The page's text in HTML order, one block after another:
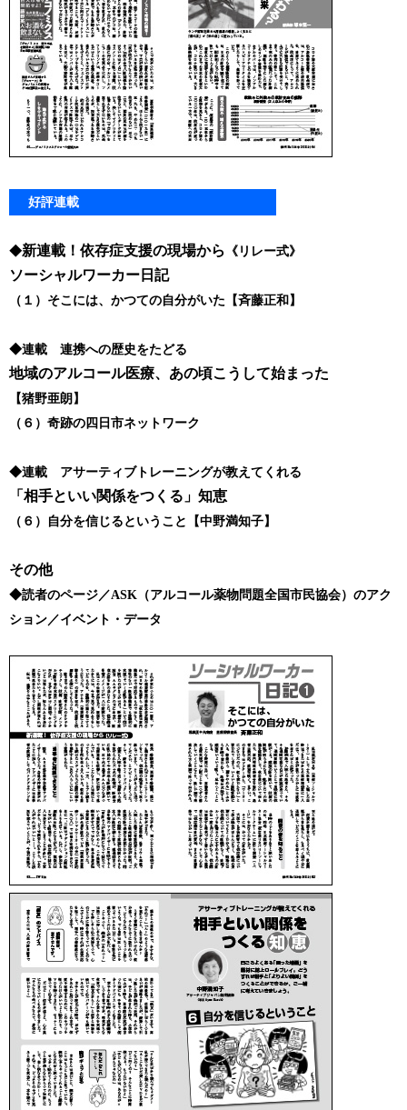
好評連載
◆新連載！依存症支援の現場から 《リレー式》
ソーシャルワーカー日記
（１）そこには、かつての自分がいた【斉藤正和】
◆連載 連携への歴史をたどる
地域のアルコール医療、あの頃こうして始まった
【猪野亜朗】
（６）奇跡の四日市ネットワーク
◆連載 アサーティブトレーニングが教えてくれる
「相手といい関係をつくる」知恵
（６）自分を信じるということ【中野満知子】
その他
◆読者のページ／ASK（アルコール薬物問題全国市民協会）のアク
ション／イベント・データ